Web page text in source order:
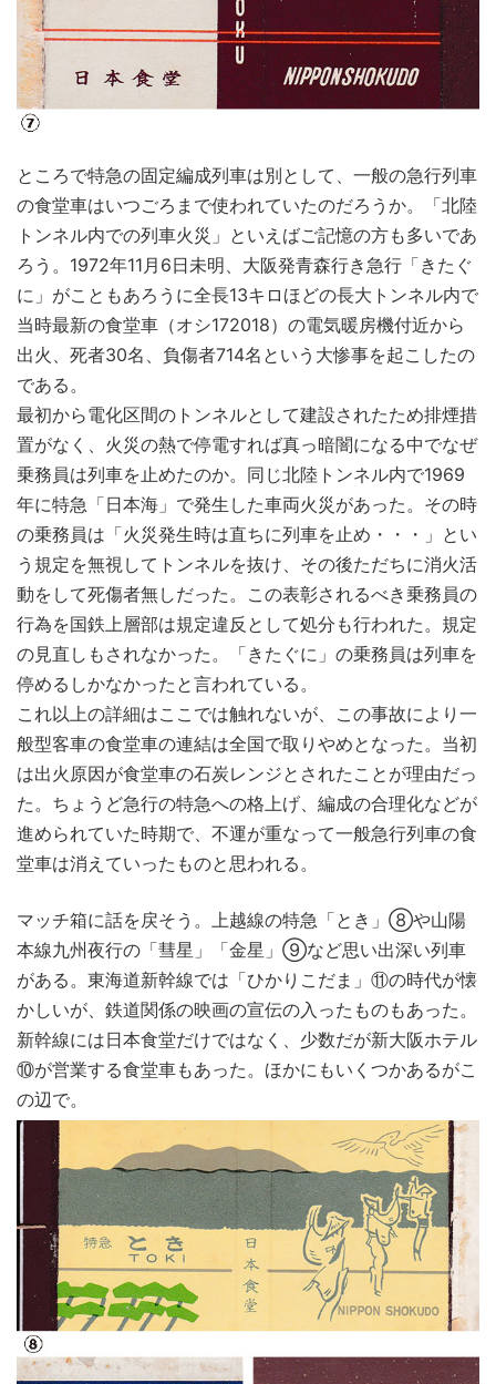
ところで特急の固定編成列車は別として、一般の急行列車
の食堂車はいつごろまで使われていたのだろうか。「北陸
トンネル内での列車火災」といえばご記憶の方も多いであ
ろう。1972年11月6日未明、大阪発青森行き急行「きたぐ
に」がこともあろうに全長13キロほどの長大トンネル内で
当時最新の食堂車（オシ172018）の電気暖房機付近から
出火、死者30名、負傷者714名という大惨事を起こしたの
である。
最初から電化区間のトンネルとして建設されたため排煙措
置がなく、火災の熱で停電すれば真っ暗闇になる中でなぜ
乗務員は列車を止めたのか。同じ北陸トンネル内で1969
年に特急「日本海」で発生した車両火災があった。その時
の乗務員は「火災発生時は直ちに列車を止め・・・」とい
う規定を無視してトンネルを抜け、その後ただちに消火活
動をして死傷者無しだった。この表彰されるべき乗務員の
行為を国鉄上層部は規定違反として処分も行われた。規定
の見直しもされなかった。「きたぐに」の乗務員は列車を
停めるしかなかったと言われている。
これ以上の詳細はここでは触れないが、この事故により一
般型客車の食堂車の連結は全国で取りやめとなった。当初
は出火原因が食堂車の石炭レンジとされたことが理由だっ
た。ちょうど急行の特急への格上げ、編成の合理化などが
進められていた時期で、不運が重なって一般急行列車の食
堂車は消えていったものと思われる。
マッチ箱に話を戻そう。上越線の特急「とき」⑧や山陽
本線九州夜行の「彗星」「金星」⑨など思い出深い列車
がある。東海道新幹線では「ひかりこだま」⑪の時代が懐
かしいが、鉄道関係の映画の宣伝の入ったものもあった。
新幹線には日本食堂だけではなく、少数だが新大阪ホテル
⑩が営業する食堂車もあった。ほかにもいくつかあるがこ
の辺で。